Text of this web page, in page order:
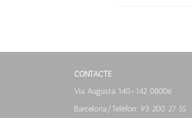
CONTACTE
Via Augusta 140-142 08006
Barcelona/Telèfon: 93 200 27 55